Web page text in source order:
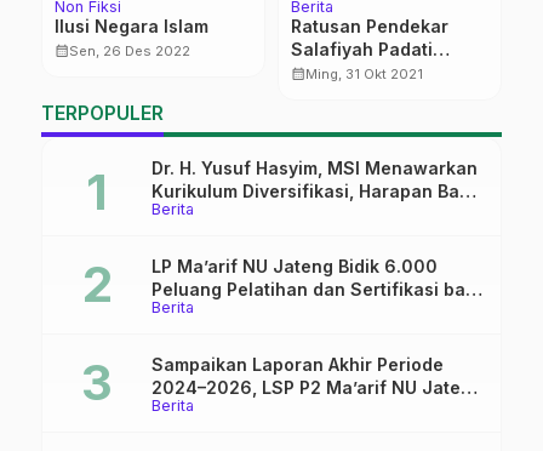
Non Fiksi
Ilusi Negara Islam
calendar_monthSen, 26 Des 2022
Berita
Ratusan Pendekar
Salafiyah Padati
Makam Ketum PC
calendar_monthMing, 31 Okt 2021
TERPOPULER
Berita
Dr. H. Yusuf Hasyim, MSI Menawarkan
Kurikulum Diversifikasi, Harapan Baru
dalam dunia pendidikan
Berita
LP Ma’arif NU Jateng Bidik 6.000
Peluang Pelatihan dan Sertifikasi bagi
Lulusan SMK
Berita
Sampaikan Laporan Akhir Periode
2024–2026, LSP P2 Ma’arif NU Jateng
Mantapkan Sinergi Link and Match